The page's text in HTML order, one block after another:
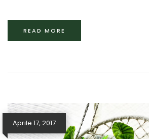
READ MORE
Aprile 17, 2017